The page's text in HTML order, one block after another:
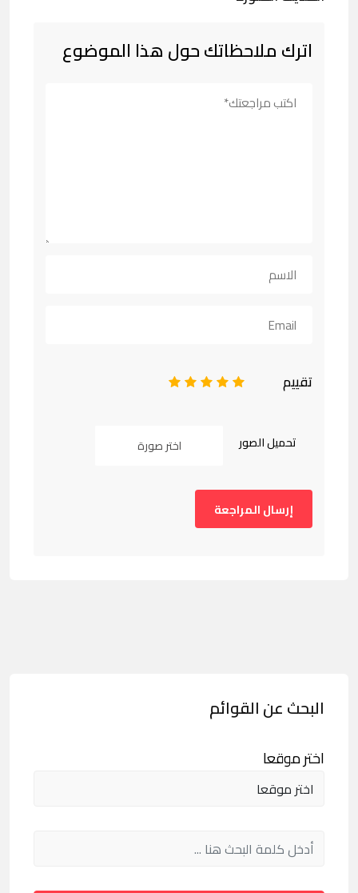
اترك ملاحظاتك حول هذا الموضوع
تقييم 5
4
3
2
تحميل الصور اختر صورة
البحث عن القوائم
اختر موقعا